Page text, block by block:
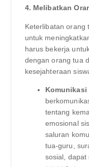
4. Melibatkan
Keterlibatan orang
untuk
harus bekerja
dengan orang tua
kesejahteraan
tentang
emosional
saluran
tua-guru,
sosial, dapat